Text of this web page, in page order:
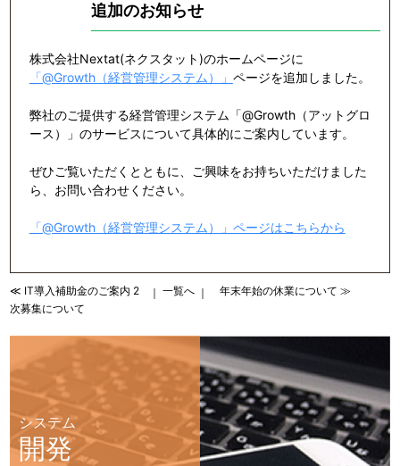
追加のお知らせ
株式会社Nextat(ネクスタット)のホームページに
「@Growth（経営管理システム）」 ページを追加しました。
弊社のご提供する経営管理システム「@Growth（アットグロ
ース）」のサービスについて具体的にご案内しています。
ぜひご覧いただくとともに、ご興味をお持ちいただけました
ら、お問い合わせください。
「@Growth（経営管理システム）」ページはこちらから
≪ IT導入補助金のご案内 2
次募集について
｜一覧へ ｜ 年末年始の休業について ≫
システム
開発